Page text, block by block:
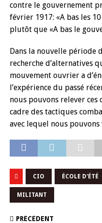
contre le gouvernement
février 1917: «A bas les
plutôt que «A bas le
Dans la nouvelle période
recherche d’alternatives
mouvement ouvrier a
l’expérience du passé
nous pouvons relever ces
cadre des tactiques
avec lequel nous pouvons
CIO ÉCOLE D'ÉTÉ
MILITANT
PRÉCÉDENT